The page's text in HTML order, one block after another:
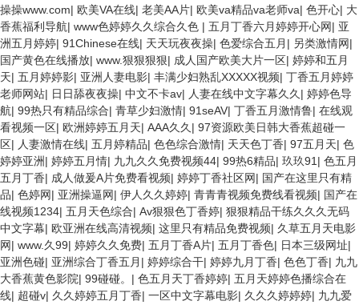
操操www.com| 欧美VA在线| 老美AA片| 欧美va精品va老师va| 色开心| 大
香蕉福利导航| www色婷婷久久综合久色 | 五月丁香六月婷婷开心网| 亚
洲五月婷婷| 91Chinese在线| 天天玩夜夜操| 色爱综合五月 | 另类激情网|
国产黄色在线播放| www.狠狠狠狠| 成人国产欧美大片一区| 婷婷和五月
天| 五月婷婷影| 亚洲人妻电影| 丰满少妇熟乱XXXXX视频| 丁香五月婷婷
老师网站| 日日舔夜夜操| 中文不卡av| 人妻在线中文字幕久久 | 婷婷色导
航| 99热只有精品综合| 青草少妇激情| 91seAV| 丁香五月激情鲁| 在线观
看视频一区| 欧洲婷婷五月天| AAA久久 | 97资源欧美日韩大香蕉超碰一
区| 人妻激情在线| 五月婷精品| 色色综合激情| 天天色丁香| 97五月天| 色
婷婷亚洲| 婷婷五月情| 九九久久免费视频44| 99热6精品| 玖玖91 | 色五月
五月丁香| 成人做爰A片免费看视频| 婷婷丁香社区网| 国产在这里只有精
品| 色婷网| 亚洲操逼网| 伊人久久婷婷| 青青青视频免费线看视频| 国产在
线视频1234| 五月天色综合| Av狠狠色丁香婷| 狠狠精品干练久久久无码
中文字幕| 欧亚洲在线高清视频| 这里只有精品免费视频| 久草五月天电影
网| www.久99| 婷婷久久免费| 五月丁香A片| 五月丁香色| 日本三级网址|
亚洲色碰| 亚洲综合丁香五月 | 婷婷综合干| 婷婷九月丁香| 色色丁香| 九九
大香蕉黄色影院| 99碰碰。 | 色五月天丁香婷婷| 五月天婷婷色播综合在
线| 超碰v| 久久婷婷五月丁香| 一区中文字幕电影| 久久久婷婷婷| 九九爱